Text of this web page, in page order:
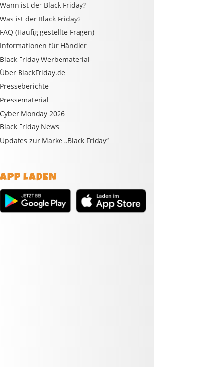
Wann ist der Black Friday?
Was ist der Black Friday?
FAQ (Häufig gestellte Fragen)
Informationen für Händler
Black Friday Werbematerial
Über BlackFriday.de
Presseberichte
Pressematerial
Cyber Monday 2026
Black Friday News
Updates zur Marke „Black Friday“
APP LADEN